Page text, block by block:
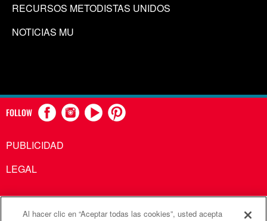
RECURSOS METODISTAS UNIDOS
NOTICIAS MU
FOLLOW
PUBLICIDAD
LEGAL
Al hacer clic en “Aceptar todas las cookies”, usted acepta